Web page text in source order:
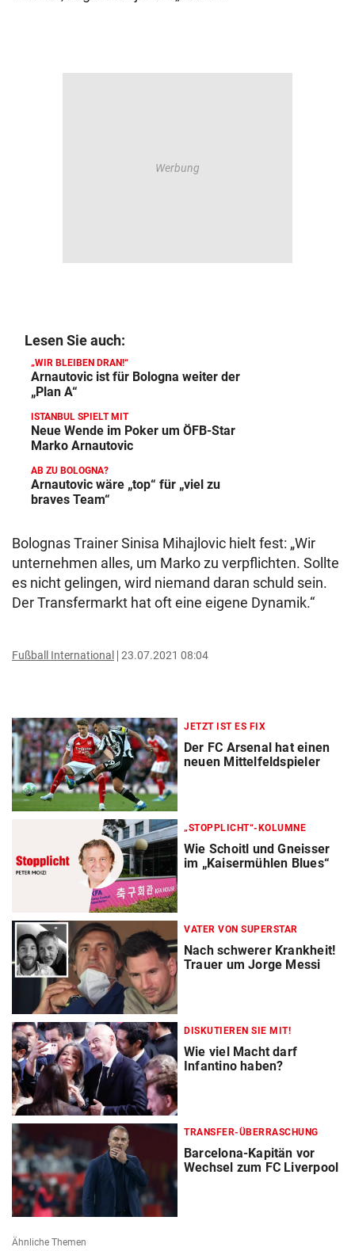
Lesen Sie auch:
„WIR BLEIBEN DRAN!“
Arnautovic ist für Bologna weiter der
„Plan A“
ISTANBUL SPIELT MIT
Neue Wende im Poker um ÖFB-Star
Marko Arnautovic
AB ZU BOLOGNA?
Arnautovic wäre „top“ für „viel zu
braves Team“
Bolognas Trainer Sinisa Mihajlovic hielt fest: „Wir
unternehmen alles, um Marko zu verpflichten. Sollte
es nicht gelingen, wird niemand daran schuld sein.
Der Transfermarkt hat oft eine eigene Dynamik.“
Fußball International 23.07.2021 08:04
JETZT IST ES FIX
Der FC Arsenal hat einen
neuen Mittelfeldspieler
„STOPPLICHT“-KOLUMNE
Wie Schoitl und Gneisser
im „Kaisermühlen Blues“
VATER VON SUPERSTAR
Nach schwerer Krankheit!
Trauer um Jorge Messi
DISKUTIEREN SIE MIT!
Wie viel Macht darf
Infantino haben?
TRANSFER-ÜBERRASCHUNG
Barcelona-Kapitän vor
Wechsel zum FC Liverpool
Ähnliche Themen